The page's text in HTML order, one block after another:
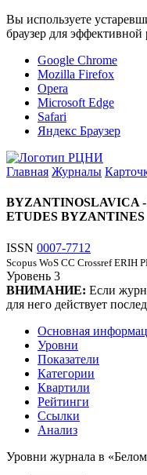
Вы используете
браузер для эффективной
Google Chrome
Mozilla Firefox
Opera
Microsoft Edge
Safari
Яндекс Браузер
Главная Журналы
BYZANTINOSLAVICA
ETUDES BYZANTINES
ISSN 0007-7712
Scopus WoS CC Crossref ERIH
Уровень 3
ВНИМАНИЕ: Если
для него действует
Основная
Уровни
Показатели
Категории
Квартили
Рейтинги
Ссылки
Анализ
Уровни журнала в